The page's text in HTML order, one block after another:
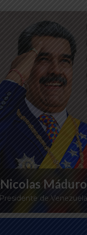
Nicolas Máduro
Presidente de Venezuela